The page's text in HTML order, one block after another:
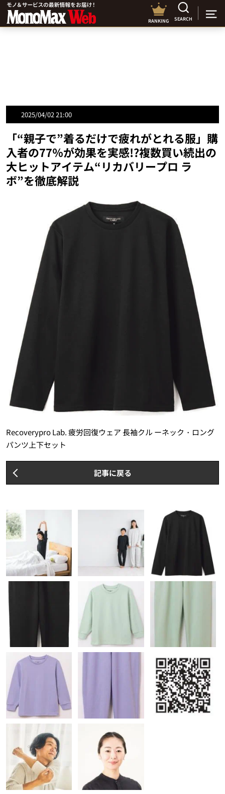
RANKING SEARCH
2025/04/02 21:00
「“親子で”着るだけで疲れがとれる服」購
入者の77％が効果を実感!?複数買い続出の
大ヒットアイテム“リカバリープロ ラ
ボ”を徹底解説
Recoverypro Lab. 疲労回復ウェア 長袖クル ーネック・ロング
パンツ上下セット
記事に戻る